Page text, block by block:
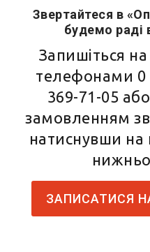
Звертайтеся в
будемо раді
Запишіться
телефонами 0
369-71-05
замовленням
натиснувши на
ЗАПИСАТИСЯ